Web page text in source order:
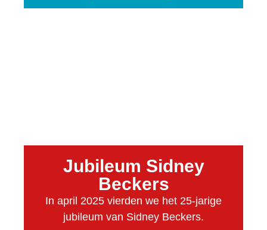
Jubileum Sidney
Beckers
In april 2025 vierden we het 25-jarige
jubileum van Sidney Beckers.